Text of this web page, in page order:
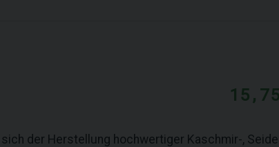
der Herstellung hochwertiger Kaschmir-,